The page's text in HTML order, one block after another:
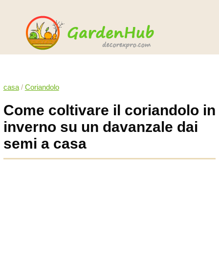
casa/ Coriandolo
Come coltivare il coriandolo in
inverno su un davanzale dai
semi a casa